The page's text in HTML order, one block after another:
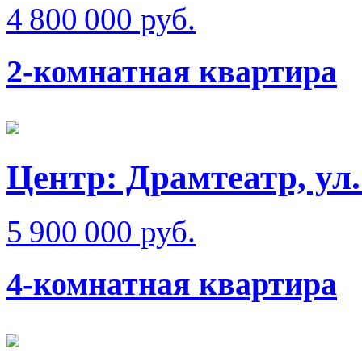
4 800 000 руб.
2-комнатная квартира
Центр: Драмтеатр,
5 900 000 руб.
4-комнатная квартира